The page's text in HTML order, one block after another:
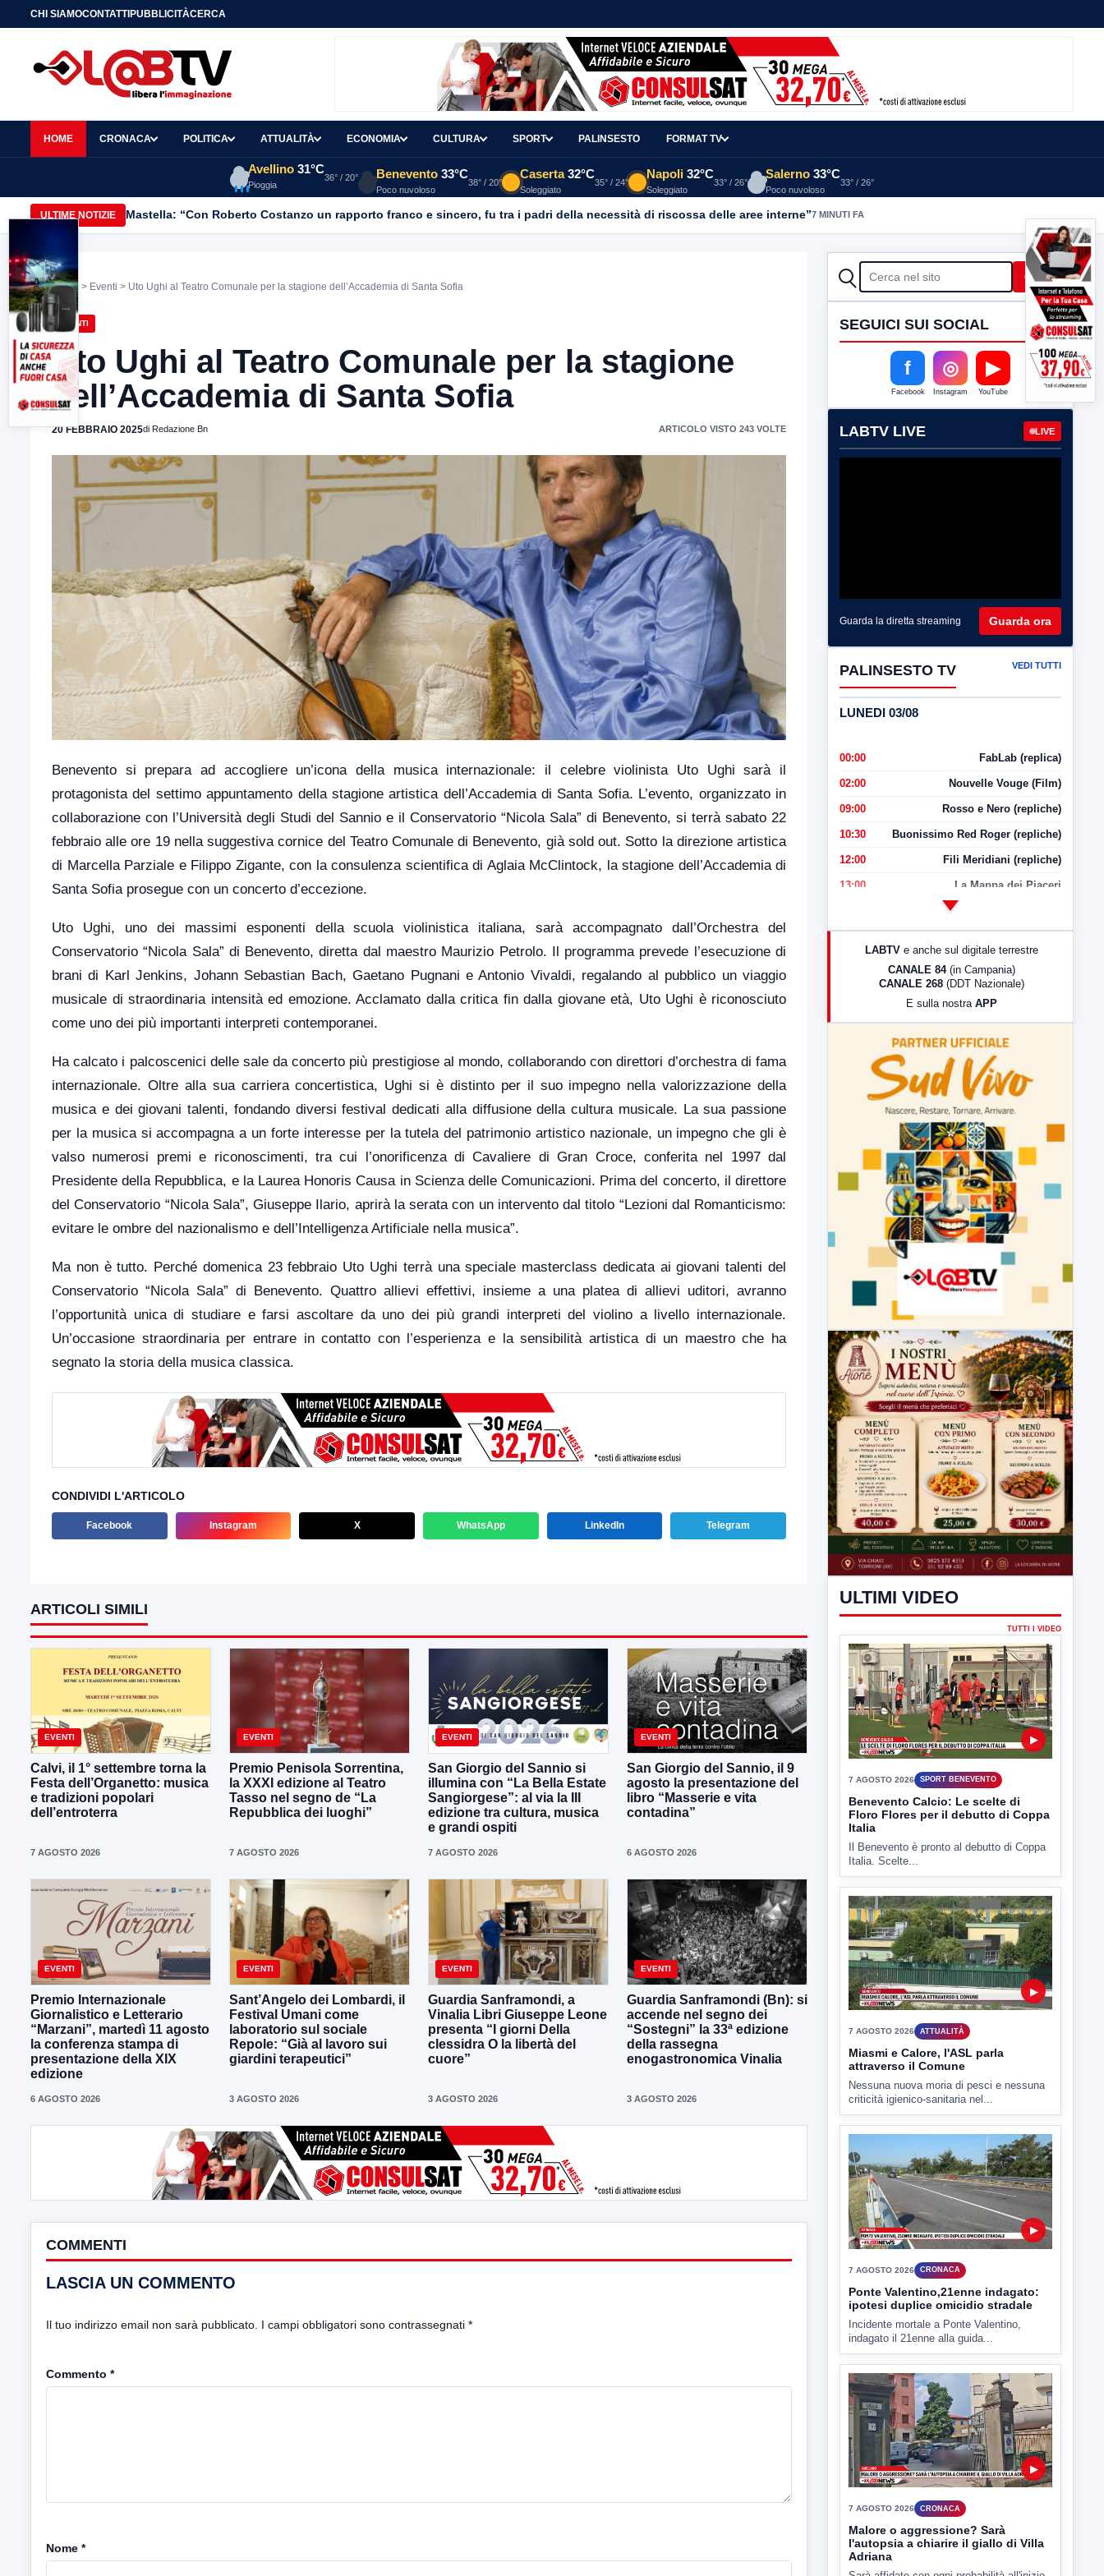
CHI SIAMOCONTATTIPUBBLICITÀCERCA
HOME CRONACA POLITICA ATTUALITÀ ECONOMIA CULTURA SPORT PALINSESTO FORMAT TV
Avellino 31°C
Pioggia
36° / 20° Benevento 33°C
Poco nuvoloso
38° / 20°
Caserta 32°C
Soleggiato
35° / 24°
Napoli 32°C
Soleggiato
33° / 26°
Salerno 33°C
Poco nuvoloso
33° / 26°
ULTIME NOTIZIE Mastella: “Con Roberto Costanzo un rapporto franco e sincero, fu tra i padri della necessità di riscossa delle aree interne”7 MINUTI FA
Home > Eventi > Uto Ughi al Teatro Comunale per la stagione dell’Accademia di Santa Sofia
EVENTI
Uto Ughi al Teatro Comunale per la stagione
dell’Accademia di Santa Sofia
20 FEBBRAIO 2025di Redazione Bn ARTICOLO VISTO 243 VOLTE
Benevento si prepara ad accogliere un’icona della musica internazionale: il celebre violinista Uto Ughi sarà il
protagonista del settimo appuntamento della stagione artistica dell’Accademia di Santa Sofia. L’evento, organizzato in
collaborazione con l’Università degli Studi del Sannio e il Conservatorio “Nicola Sala” di Benevento, si terrà sabato 22
febbraio alle ore 19 nella suggestiva cornice del Teatro Comunale di Benevento, già sold out. Sotto la direzione artistica
di Marcella Parziale e Filippo Zigante, con la consulenza scientifica di Aglaia McClintock, la stagione dell’Accademia di
Santa Sofia prosegue con un concerto d’eccezione.
Uto Ughi, uno dei massimi esponenti della scuola violinistica italiana, sarà accompagnato dall’Orchestra del
Conservatorio “Nicola Sala” di Benevento, diretta dal maestro Maurizio Petrolo. Il programma prevede l’esecuzione di
brani di Karl Jenkins, Johann Sebastian Bach, Gaetano Pugnani e Antonio Vivaldi, regalando al pubblico un viaggio
musicale di straordinaria intensità ed emozione. Acclamato dalla critica fin dalla giovane età, Uto Ughi è riconosciuto
come uno dei più importanti interpreti contemporanei.
Ha calcato i palcoscenici delle sale da concerto più prestigiose al mondo, collaborando con direttori d’orchestra di fama
internazionale. Oltre alla sua carriera concertistica, Ughi si è distinto per il suo impegno nella valorizzazione della
musica e dei giovani talenti, fondando diversi festival dedicati alla diffusione della cultura musicale. La sua passione
per la musica si accompagna a un forte interesse per la tutela del patrimonio artistico nazionale, un impegno che gli è
valso numerosi premi e riconoscimenti, tra cui l’onorificenza di Cavaliere di Gran Croce, conferita nel 1997 dal
Presidente della Repubblica, e la Laurea Honoris Causa in Scienza delle Comunicazioni. Prima del concerto, il direttore
del Conservatorio “Nicola Sala”, Giuseppe Ilario, aprirà la serata con un intervento dal titolo “Lezioni dal Romanticismo:
evitare le ombre del nazionalismo e dell’Intelligenza Artificiale nella musica”.
Ma non è tutto. Perché domenica 23 febbraio Uto Ughi terrà una speciale masterclass dedicata ai giovani talenti del
Conservatorio “Nicola Sala” di Benevento. Quattro allievi effettivi, insieme a una platea di allievi uditori, avranno
l’opportunità unica di studiare e farsi ascoltare da uno dei più grandi interpreti del violino a livello internazionale.
Un’occasione straordinaria per entrare in contatto con l’esperienza e la sensibilità artistica di un maestro che ha
segnato la storia della musica classica.
CONDIVIDI L'ARTICOLO
Facebook Instagram X WhatsApp LinkedIn Telegram
ARTICOLI SIMILI
EVENTI
Calvi, il 1° settembre torna la
Festa dell’Organetto: musica
e tradizioni popolari
dell’entroterra
7 AGOSTO 2026
EVENTI
Premio Penisola Sorrentina,
la XXXI edizione al Teatro
Tasso nel segno de “La
Repubblica dei luoghi”
7 AGOSTO 2026
EVENTI
San Giorgio del Sannio si
illumina con “La Bella Estate
Sangiorgese”: al via la III
edizione tra cultura, musica
e grandi ospiti
7 AGOSTO 2026
EVENTI
San Giorgio del Sannio, il 9
agosto la presentazione del
libro “Masserie e vita
contadina”
6 AGOSTO 2026
EVENTI
Premio Internazionale
Giornalistico e Letterario
“Marzani”, martedì 11 agosto
la conferenza stampa di
presentazione della XIX
edizione
6 AGOSTO 2026
EVENTI
Sant’Angelo dei Lombardi, il
Festival Umani come
laboratorio sul sociale
Repole: “Già al lavoro sui
giardini terapeutici”
3 AGOSTO 2026
EVENTI
Guardia Sanframondi, a
Vinalia Libri Giuseppe Leone
presenta “I giorni Della
clessidra O la libertà del
cuore”
3 AGOSTO 2026
EVENTI
Guardia Sanframondi (Bn): si
accende nel segno dei
“Sostegni” la 33ª edizione
della rassegna
enogastronomica Vinalia
3 AGOSTO 2026
COMMENTI
LASCIA UN COMMENTO
Il tuo indirizzo email non sarà pubblicato. I campi obbligatori sono contrassegnati *
Commento *
Nome *
CERCA Cerca
SEGUICI SUI SOCIAL
f
Facebook
◎
Instagram
▶
YouTube
LABTV LIVE LIVE
Guarda la diretta streaming Guarda ora
PALINSESTO TV VEDI TUTTI
LUNEDI 03/08
00:00 FabLab (replica)
02:00 Nouvelle Vouge (Film)
09:00 Rosso e Nero (repliche)
10:30 Buonissimo Red Roger (repliche)
12:00 Fili Meridiani (repliche)
13:00 La Mappa dei Piaceri
LabNews (Diretta)
LabNews (replica)
LABTV e anche sul digitale terrestre
CANALE 84 (in Campania)
CANALE 268 (DDT Nazionale)
E sulla nostra APP
ULTIMI VIDEO
TUTTI I VIDEO
7 AGOSTO 2026
Benevento Calcio: Le scelte di
Floro Flores per il debutto di Coppa
Italia
Il Benevento è pronto al debutto di Coppa
Italia. Scelte...
Miasmi e Calore, l'ASL parla
attraverso il Comune
Nessuna nuova moria di pesci e nessuna
criticità igienico-sanitaria nel...
▶
Ponte Valentino,21enne indagato:
ipotesi duplice omicidio stradale
Incidente mortale a Ponte Valentino,
indagato il 21enne alla guida...
7 AGOSTO 2026 CRONACA